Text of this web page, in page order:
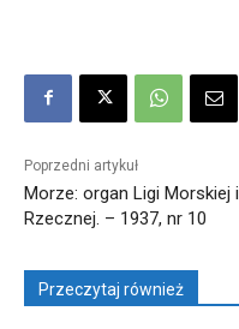
Poprzedni artykuł
Morze: organ Ligi Morskiej i
Rzecznej. – 1937, nr 10
Przeczytaj również